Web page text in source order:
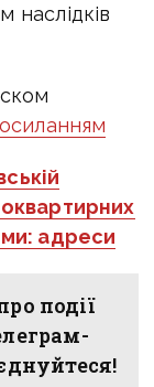
адреси
події